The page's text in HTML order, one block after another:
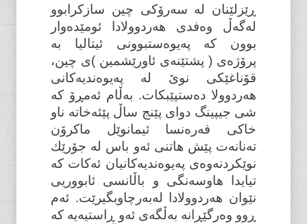
ڕێزلێنان لە سەرۆکی چین سازکرابوو
لەگەڵ وەفدی هەردوولادا ئومێدەوار
بوون کە پەیوەستبوونی ئیتالیا بە
پرۆژەی ( پشتێنەی ئاورێشمین )ی چین،
قۆناغێکی نوێ لە پەیوەندیەکانی
هەردوولا دەستپێبکات. بەڵام ئەمڕۆ کە
شی جیپینگ دوای پێنج ساڵ پێئەخاتە ناو
خاکی فەرەنسا ئیمانوێل ماکرۆن
تەنانەت پێش هاتنی ئەو باس لە جۆرێك
نوێکردنەوەی پەیوەندیەکانیان ئەکات کە
تیایدا هاوسەنگی و باڵانسی ئابووریی
نێوان هەردوولادا لەبەرچاوبگیرێت. ئەم
ڕوو وەرگێڕانە بەڵگەی ئەو ڕاستیەیە کە